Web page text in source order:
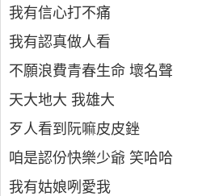
我有信心打不痛
我有認真做人看
不願浪費青春生命 壞名聲
天大地大 我雄大
歹人看到阮嘛皮皮銼
咱是認份快樂少爺 笑哈哈
我有姑娘咧愛我